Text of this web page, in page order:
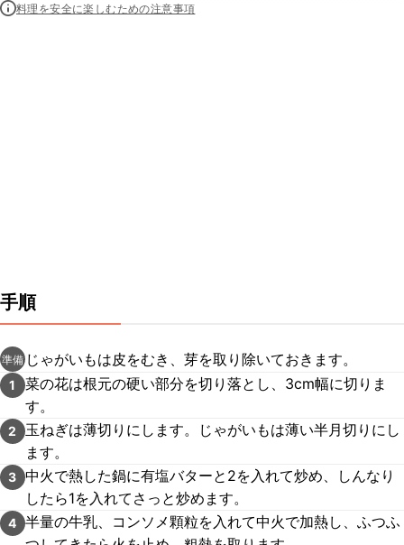
料理を安全に楽しむための注意事項
手順
準備 じゃがいもは皮をむき、芽を取り除いておきます。
1
菜の花は根元の硬い部分を切り落とし、3cm幅に切りま
す。
2
玉ねぎは薄切りにします。じゃがいもは薄い半月切りにし
ます。
3 中火で熱した鍋に有塩バターと2を入れて炒め、しんなり
したら1を入れてさっと炒めます。
4 半量の牛乳、コンソメ顆粒を入れて中火で加熱し、ふつふ